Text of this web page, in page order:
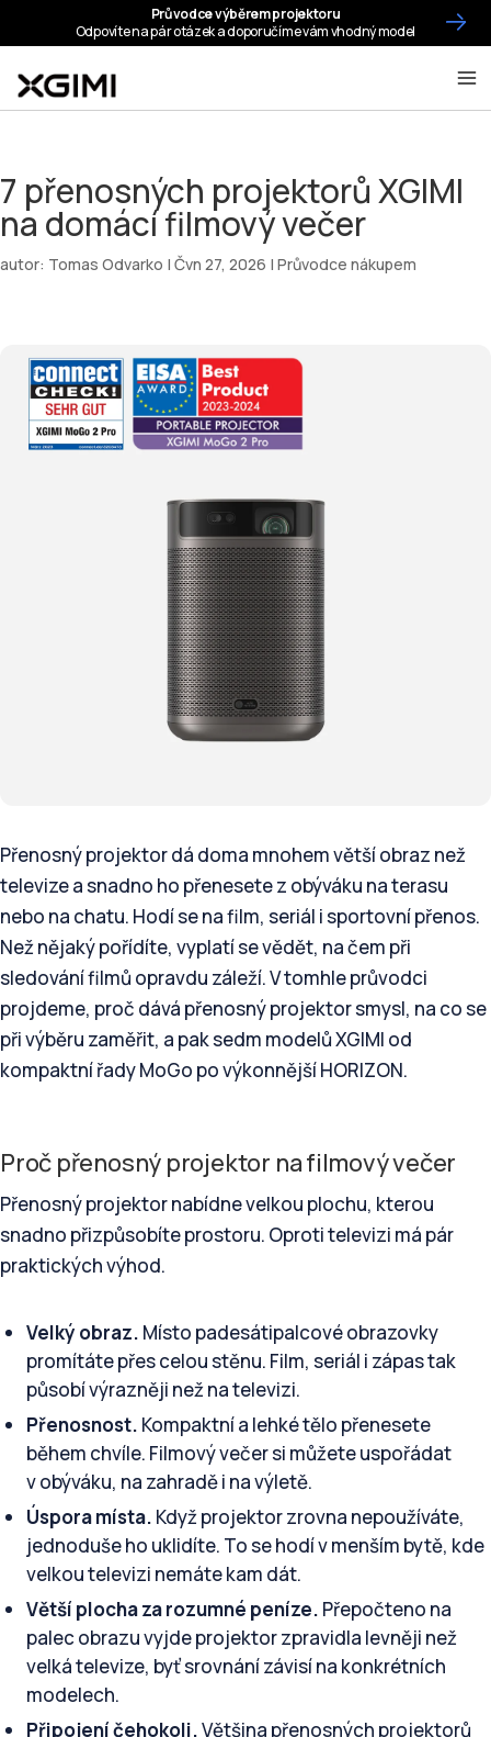
7 přenosných projektorů XGIMI
na domácí filmový večer
autor: Tomas Odvarko | Čvn 27, 2026 | Průvodce nákupem
Přenosný projektor dá doma mnohem větší obraz než
televize a snadno ho přenesete z obýváku na terasu
nebo na chatu. Hodí se na film, seriál i sportovní přenos.
Než nějaký pořídíte, vyplatí se vědět, na čem při
sledování filmů opravdu záleží. V tomhle průvodci
projdeme, proč dává přenosný projektor smysl, na co se
při výběru zaměřit, a pak sedm modelů XGIMI od
kompaktní řady MoGo po výkonnější HORIZON.
Proč přenosný projektor na filmový večer
Přenosný projektor nabídne velkou plochu, kterou
snadno přizpůsobíte prostoru. Oproti televizi má pár
praktických výhod.
Velký obraz. Místo padesátipalcové obrazovky
promítáte přes celou stěnu. Film, seriál i zápas tak
působí výrazněji než na televizi.
Přenosnost. Kompaktní a lehké tělo přenesete
během chvíle. Filmový večer si můžete uspořádat
v obýváku, na zahradě i na výletě.
Úspora místa. Když projektor zrovna nepoužíváte,
jednoduše ho uklidíte. To se hodí v menším bytě, kde
velkou televizi nemáte kam dát.
Větší plocha za rozumné peníze. Přepočteno na
palec obrazu vyjde projektor zpravidla levněji než
velká televize, byť srovnání závisí na konkrétních
modelech.
Připojení čehokoli.Většina přenosných projektorů